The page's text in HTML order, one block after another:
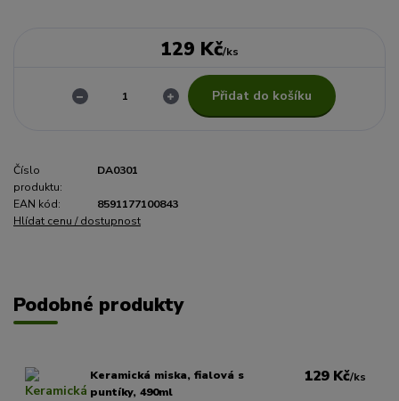
129 Kč/ks
Přidat do košíku
Číslo
produktu:
DA0301
EAN kód:
8591177100843
Hlídat cenu / dostupnost
Podobné produkty
Keramická miska, fialová s
puntíky, 490ml
129 Kč/ks